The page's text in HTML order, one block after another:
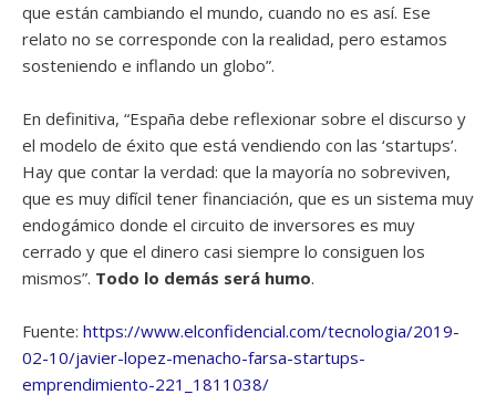
que están cambiando el mundo, cuando no es así. Ese
relato no se corresponde con la realidad, pero estamos
sosteniendo e inflando un globo”.
En definitiva, “España debe reflexionar sobre el discurso y
el modelo de éxito que está vendiendo con las ‘startups’.
Hay que contar la verdad: que la mayoría no sobreviven,
que es muy difícil tener financiación, que es un sistema muy
endogámico donde el circuito de inversores es muy
cerrado y que el dinero casi siempre lo consiguen los
mismos”. Todo lo demás será humo.
Fuente: https://www.elconfidencial.com/tecnologia/2019-
02-10/javier-lopez-menacho-farsa-startups-
emprendimiento-221_1811038/